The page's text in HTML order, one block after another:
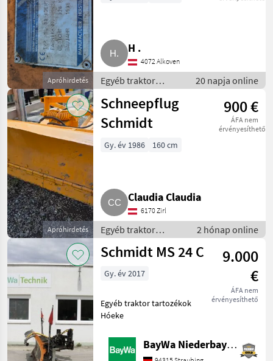
Apróhirdetés
H .
4072 Alkoven
Egyéb traktor
tartozékok / Hóeke
20 napja online
Apróhirdetés
Schneepflug
Schmidt
900 €
ÁFA nem
érvényesíthető
Gy. év 1986 160 cm
Claudia Claudia
6170 Zirl
Egyéb traktor
tartozékok / Hóeke
2 hónap online
Schmidt MS 24 C
9.000
€
ÁFA nem
érvényesíthető
Gy. év 2017
Egyéb traktor tartozékok
Hóeke
BayWa Niederbayern